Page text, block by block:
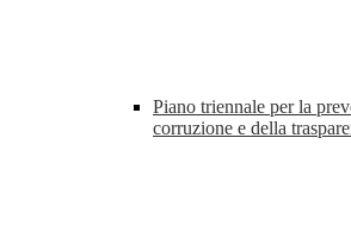
Piano triennale per la
corruzione e della